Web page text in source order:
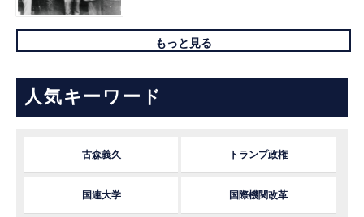
もっと見る
人気キーワード
古森義久 トランプ政権
国連大学 国際機関改革